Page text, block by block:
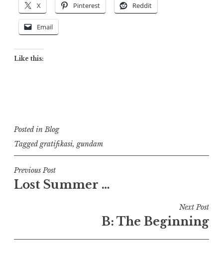
X Pinterest Reddit
Email
Like this:
Posted inBlog
Taggedgratifikasi, gundam
Post
navigation
Previous Post
Lost Summer …
Next Post
B: The Beginning